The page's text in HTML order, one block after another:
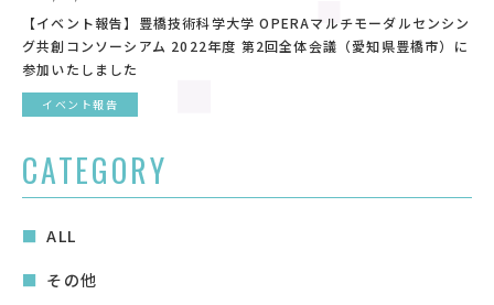
【イベント報告】豊橋技術科学大学 OPERAマルチモーダルセンシン
グ共創コンソーシアム 2022年度 第2回全体会議（愛知県豊橋市）に
参加いたしました
イベント報告
CATEGORY
ALL
その他